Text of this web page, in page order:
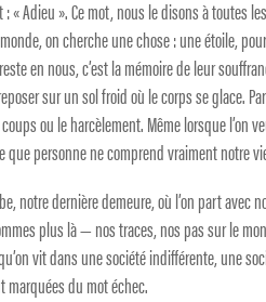
« Adieu ». Ce mot, nous le disons à toutes
on cherche une chose : une étoile,
en nous, c’est la mémoire de leur
sur un sol froid où le corps se glace.
ou le harcèlement. Même lorsque l’on
personne ne comprend vraiment notre
notre dernière demeure, où l’on part avec
plus là — nos traces, nos pas sur le
vit dans une société indifférente, une
marquées du mot échec.